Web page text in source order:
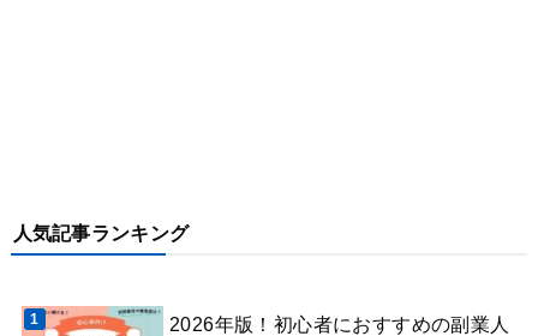
人気記事ランキング
2026年版！初心者におすすめの副業人